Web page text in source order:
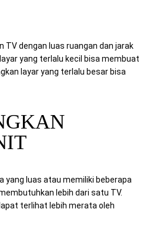
TV dengan luas ruangan dan jarak
yang terlalu kecil bisa membuat
layar yang terlalu besar bisa
yang luas atau memiliki beberapa
lebih dari satu TV.
terlihat lebih merata oleh